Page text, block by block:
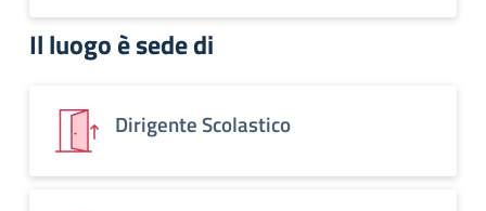
Il luogo è sede di
Dirigente Scolastico